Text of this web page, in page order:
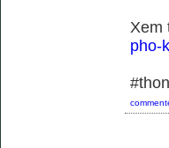
Xem
pho-